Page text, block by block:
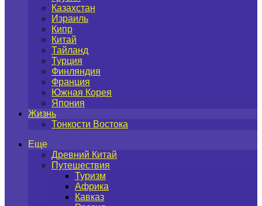
Казахстан
Израиль
Кипр
Китай
Тайланд
Турция
Финляндия
Франция
Южная Корея
Япония
Жизнь
Тонкости Востока
Еще
Древний Китай
Путешествия
Туризм
Африка
Кавказ